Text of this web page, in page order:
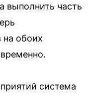
выполнить часть
на обоих
система